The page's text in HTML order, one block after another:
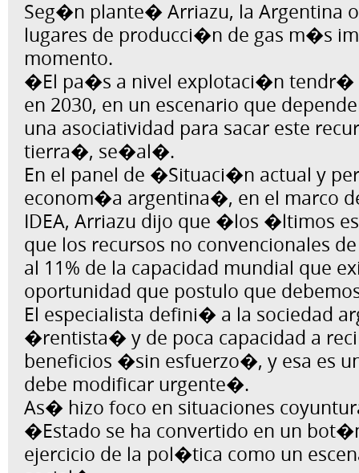
Seg�n plante� Arriazu, la Argentina
lugares de producci�n de gas m�s
momento.
�El pa�s a nivel explotaci�n tendr�
en 2030, en un escenario que
una asociatividad para sacar este
tierra�, se�al�.
En el panel de �Situaci�n actual y
econom�a argentina�, en el marco
IDEA, Arriazu dijo que �los �ltimos
que los recursos no convencionales
al 11% de la capacidad mundial que
oportunidad que postulo que
El especialista defini� a la sociedad
�rentista� y de poca capacidad a
beneficios �sin esfuerzo�, y esa es
debe modificar urgente�.
As� hizo foco en situaciones
�Estado se ha convertido en un
ejercicio de la pol�tica como un